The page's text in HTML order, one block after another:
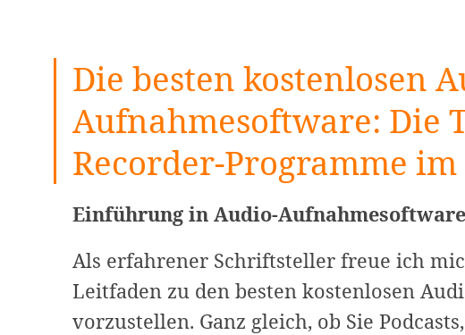
Die besten kostenlosen
Aufnahmesoftware: Die
Recorder-Programme im
Einführung in Audio-Aufnahmesoftware
Als erfahrener Schriftsteller freue ich
Leitfaden zu den besten kostenlosen
vorzustellen. Ganz gleich, ob Sie